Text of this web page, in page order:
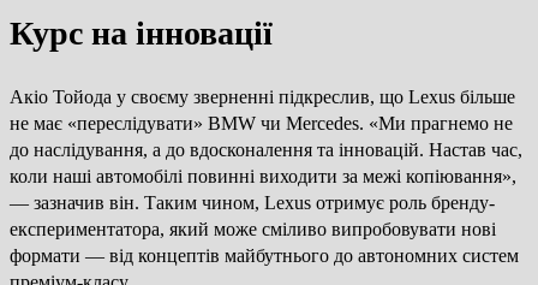
Курс на інновації
Акіо Тойода у своєму зверненні підкреслив, що Lexus більше
не має «переслідувати» BMW чи Mercedes. «Ми прагнемо не
до наслідування, а до вдосконалення та інновацій. Настав час,
коли наші автомобілі повинні виходити за межі копіювання»,
— зазначив він. Таким чином, Lexus отримує роль бренду-
експериментатора, який може сміливо випробовувати нові
формати — від концептів майбутнього до автономних систем